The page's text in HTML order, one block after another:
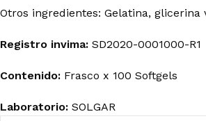
Otros ingredientes: Gelatina, glicerina
Registro invima: SD2020-0001000-R1
Contenido: Frasco x 100 Softgels
Laboratorio: SOLGAR